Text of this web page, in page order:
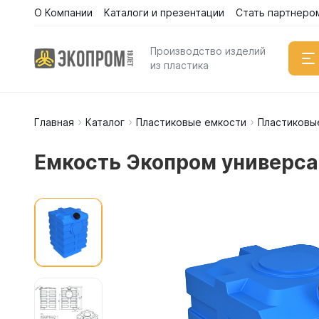
О Компании Каталоги и презентации Стать
Производство изделий
из пластика
Емкости
Емкости
Емкости
Емкости
Главная Каталог Пластиковые емкости
Емкость Экопром